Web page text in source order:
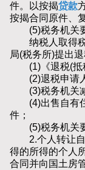
件。以按揭贷款
按揭合同原件、
(5)税务机关要
纳税人取得税
局(税务所)提出
(1)《退税(抵
(2)退税申请人
(3)税务机关减
(4)出售自有住
件；
(5)税务机关要
2.个人转让自
得的所得的个人
合同并向国土房